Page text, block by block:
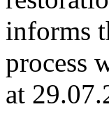
informs
process
at